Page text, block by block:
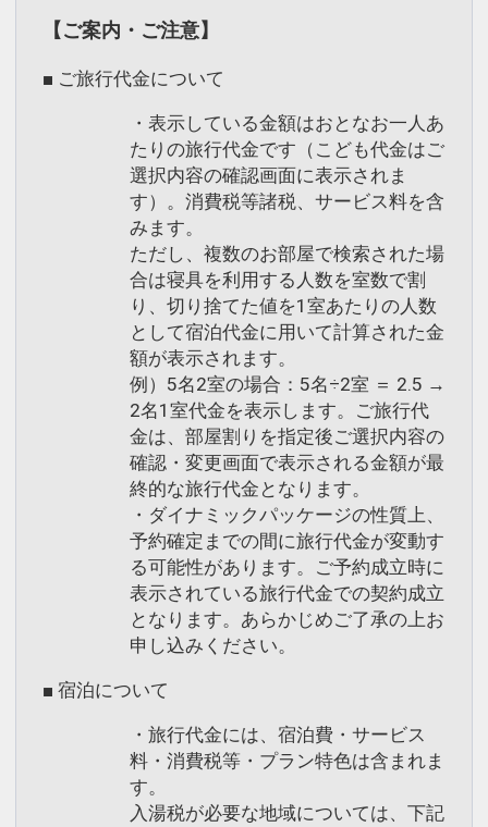
る荷物は無料とさせていただきます。
＊One Harmony会員様は無料とさせてい
ただきます。
げます。
設定期間：2022年1月12日～2027年2月
インターネットコース番号：DP-2-
200000007107
【ご案内・ご注意】
■ ご旅行代金について
・表示している金額はおとなお一人あ
たりの旅行代金です（こども代金はご
選択内容の確認画面に表示されま
す）。消費税等諸税、サービス料を含
みます。
ただし、複数のお部屋で検索された場
合は寝具を利用する人数を室数で割
り、切り捨てた値を1室あたりの人数
として宿泊代金に用いて計算された金
額が表示されます。
例）5名2室の場合：5名÷2室 ＝ 2.5 →
2名1室代金を表示します。ご旅行代
金は、部屋割りを指定後ご選択内容の
確認・変更画面で表示される金額が最
終的な旅行代金となります。
・ダイナミックパッケージの性質上、
予約確定までの間に旅行代金が変動す
る可能性があります。ご予約成立時に
表示されている旅行代金での契約成立
となります。あらかじめご了承の上お
申し込みください。
■ 宿泊について
・旅行代金には、宿泊費・サービス
料・消費税等・プラン特色は含まれま
す。
入湯税が必要な地域については、下記